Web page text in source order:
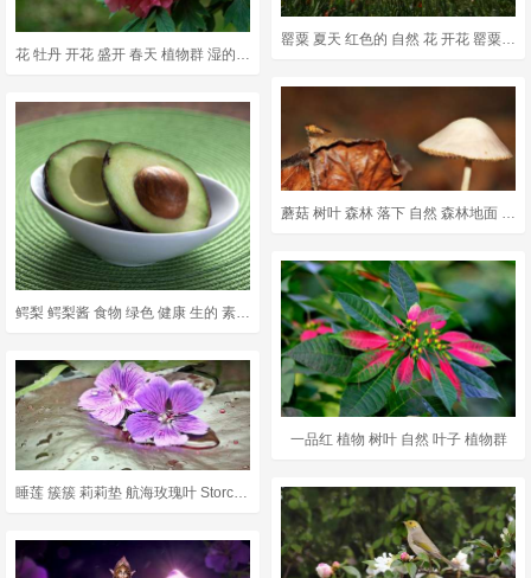
花 牡丹 开花 盛开 春天 植物群 湿的 雨滴 自然 牡丹
睡莲 簇簇 莉莉垫 航海玫瑰叶 Storchschnabel 水生植物
罂粟 夏天 红色的 自然 花 开花 罂粟花 植物 场地 太阳
蘑菇 树叶 森林 落下 自然 森林地面 秋天的心情 秋天的
一品红 植物 树叶 自然 叶子 植物群